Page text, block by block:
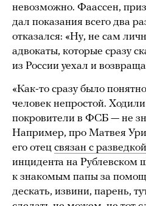
невозможно. Фаассен,
дал показания всего два
отказался: «Ну, не сам
адвокаты, которые сразу
из России уехал и
«Как-то сразу было
человек непростой. Ходили
покровители в ФСБ — не
Например, про Матвея
его отец связан с разведкой
инцидента на Рублевском
к знакомым папы за
дескать, извини, парень,